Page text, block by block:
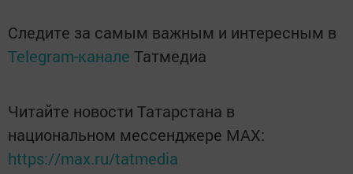
Следите за самым важным и интересным в
Telegram-канале Татмедиа
Читайте новости Татарстана в
национальном мессенджере MАХ:
https://max.ru/tatmedia